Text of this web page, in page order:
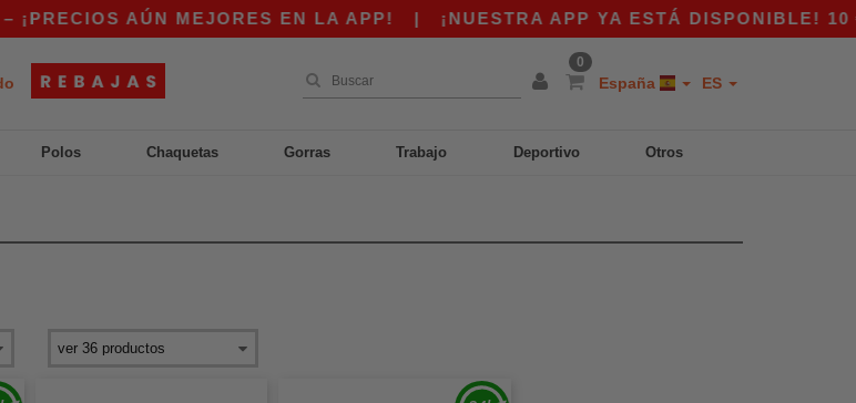
AÚN MEJORES EN LA APP!| ¡NUESTRA APP YA ESTÁ DISPONIBLE! 10 €
0
España ES
Polos Chaquetas Gorras Trabajo Deportivo Otros